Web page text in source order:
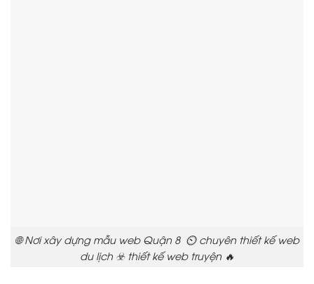
🌐 Nơi xây dựng mẫu web Quận 8 ⏲️ chuyên thiết kế web
du lịch ☣️ thiết kế web truyện 🔥